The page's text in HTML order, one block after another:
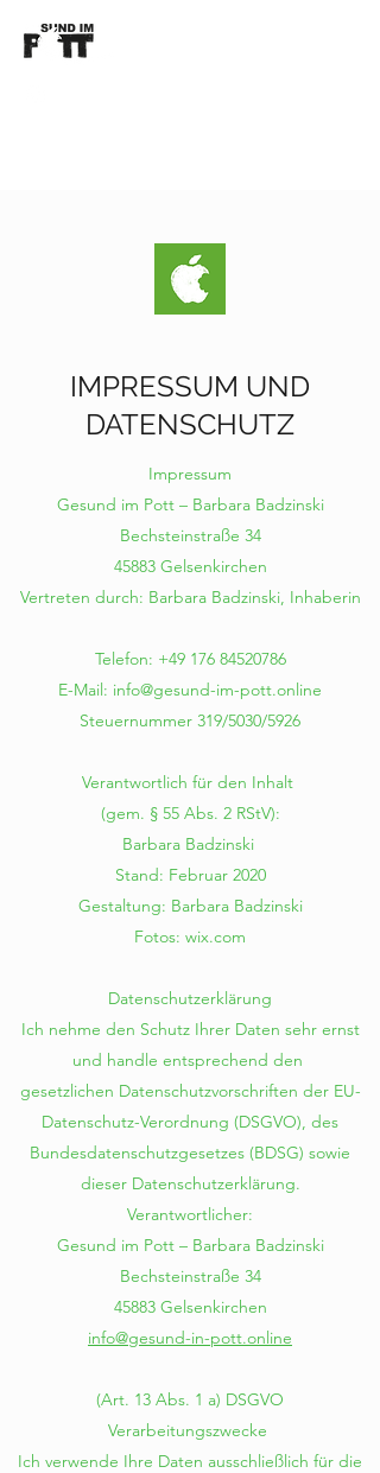
IMPRESSUM UND
DATENSCHUTZ
Impressum
Gesund im Pott – Barbara Badzinski
Bechsteinstraße 34
45883 Gelsenkirchen
Vertreten durch: Barbara Badzinski, Inhaberin
Telefon: +49 176 84520786
E-Mail: info@gesund-im-pott.online
Steuernummer 319/5030/5926
Verantwortlich für den Inhalt
(gem. § 55 Abs. 2 RStV):
Barbara Badzinski
Stand: Februar 2020
Gestaltung: Barbara Badzinski
Fotos: wix.com
Datenschutzerklärung
Ich nehme den Schutz Ihrer Daten sehr ernst
und handle entsprechend den
gesetzlichen Datenschutzvorschriften der EU-
Datenschutz-Verordnung (DSGVO), des
Bundesdatenschutzgesetzes (BDSG) sowie
dieser Datenschutzerklärung.
Verantwortlicher:
Gesund im Pott – Barbara Badzinski
Bechsteinstraße 34
45883 Gelsenkirchen
info@gesund-in-pott.online
(Art. 13 Abs. 1 a) DSGVO
Verarbeitungszwecke
Ich verwende Ihre Daten ausschließlich für die